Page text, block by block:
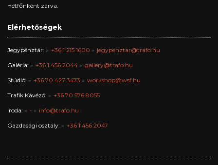
Hétfőnként zárva.
Elérhetőségek
Jegypénztár: +36 1 215 1600 jegypenztar@trafo.hu
Galéria: +36 1 456 2044 gallery@trafo.hu
Stúdió: +36 70 427 3473 workshop@wsf.hu
Trafik Kávézó: +36 70 576 8055
Iroda: - info@trafo.hu
Gazdasági osztály: +36 1 456 2047